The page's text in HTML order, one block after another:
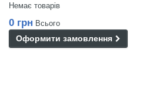
Немає товарів
0 грн Всього
Оформити замовлення